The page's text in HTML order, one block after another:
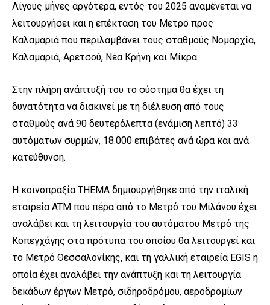
Λίγους μήνες αργότερα, εντός του 2025 αναμένεται να
λειτουργήσει και η επέκταση του Μετρό προς
Καλαμαριά που περιλαμβάνει τους σταθμούς Νομαρχία,
Καλαμαριά, Αρετσού, Νέα Κρήνη και Μίκρα.
Στην πλήρη ανάπτυξή του το σύστημα θα έχει τη
δυνατότητα να διακινεί με τη διέλευση από τους
σταθμούς ανά 90 δευτερόλεπτα (ενάμιση λεπτό) 33
αυτόματων συρμών, 18.000 επιβάτες ανά ώρα και ανά
κατεύθυνση.
Η κοινοπραξία THEMA δημιουργήθηκε από την ιταλική
εταιρεία ATM που πέρα από το Μετρό του Μιλάνου έχει
αναλάβει και τη λειτουργία του αυτόματου Μετρό της
Κοπεγχάγης στα πρότυπα του οποίου θα λειτουργεί και
το Μετρό Θεσσαλονίκης, και τη γαλλική εταιρεία EGIS η
οποία έχει αναλάβει την ανάπτυξη και τη λειτουργία
δεκάδων έργων Μετρό, σιδηροδρόμου, αεροδρομίων